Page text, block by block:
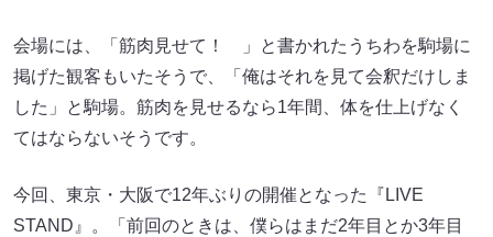
会場には、「筋肉見せて！ 」と書かれたうちわを駒場に
掲げた観客もいたそうで、「俺はそれを見て会釈だけしま
した」と駒場。筋肉を見せるなら1年間、体を仕上げなく
てはならないそうです。
今回、東京・大阪で12年ぶりの開催となった『LIVE
STAND』。「前回のときは、僕らはまだ2年目とか3年目